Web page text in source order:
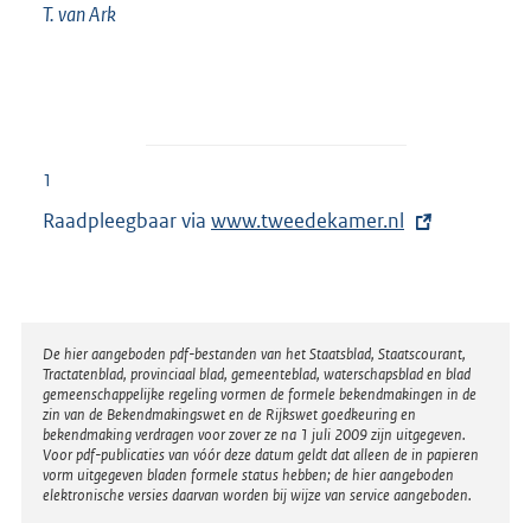
T. vanArk
1
Raadpleegbaar via E
r
n
e
l
i
n
www.tweedekamer.nl
Disclaimer
De hier aangeboden pdf-bestanden van het Staatsblad, Staatscourant,
Tractatenblad, provinciaal blad, gemeenteblad, waterschapsblad en blad
gemeenschappelijke regeling vormen de formele bekendmakingen in de
zin van de Bekendmakingswet en de Rijkswet goedkeuring en
bekendmaking verdragen voor zover ze na 1 juli 2009 zijn uitgegeven.
Voor pdf-publicaties van vóór deze datum geldt dat alleen de in papieren
vorm uitgegeven bladen formele status hebben; de hier aangeboden
elektronische versies daarvan worden bij wijze van service aangeboden.